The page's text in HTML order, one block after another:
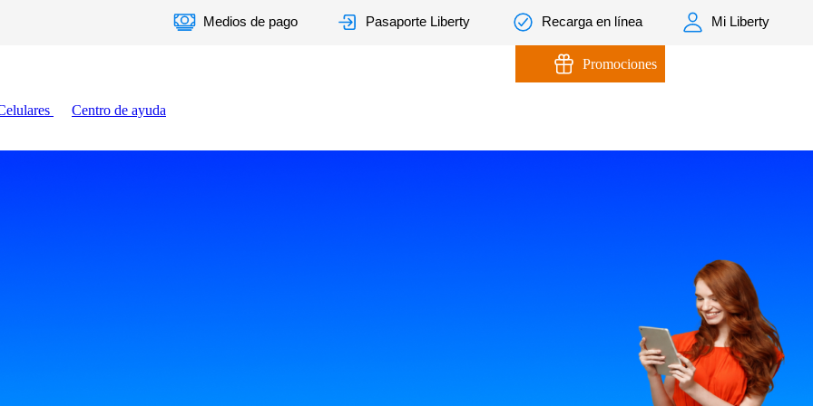
Centro de ayuda
Medios de pago Pasaporte Liberty Recarga en línea Mi Liberty